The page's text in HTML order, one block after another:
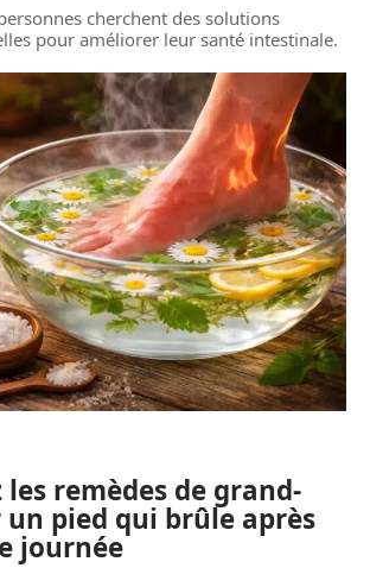
cherchent des solutions
pour améliorer leur santé intestinale.
les remèdes de grand-
pied qui brûle après
journée